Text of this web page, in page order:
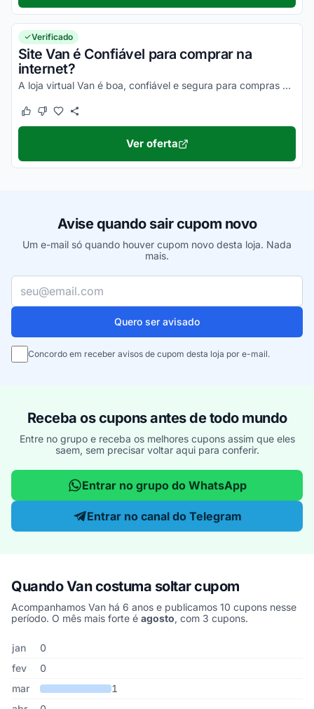
Verificado
Site Van é Confiável para comprar na
internet?
A loja virtual Van é boa, confiável e segura para compras online. Pesquise, confira os comentários e constate!
Este cupom funcionou
Este cupom não funcionou
Ver oferta
Avise quando sair cupom novo
Um e-mail só quando houver cupom novo desta loja. Nada
mais.
Seu e-mail
Quero ser avisado
Concordo em receber avisos de cupom desta loja por e-mail.
Receba os cupons antes de todo mundo
Entre no grupo e receba os melhores cupons assim que eles
saem, sem precisar voltar aqui para conferir.
Entrar no grupo do WhatsApp
Entrar no canal do Telegram
Quando Van costuma soltar cupom
Acompanhamos Van há 6 anos e publicamos 10 cupons nesse
período. O mês mais forte é agosto, com 3 cupons.
Cupons de Van publicados por mês, somando os últimos 6 anos
Mês Cupons publicados
jan
0
fev
0
mar
1